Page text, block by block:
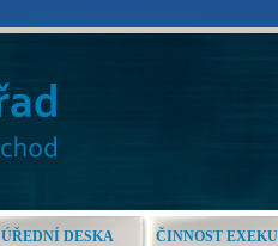
ÚŘEDNÍ DESKA ČINNOST